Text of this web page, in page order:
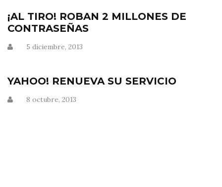
¡AL TIRO! ROBAN 2 MILLONES DE
CONTRASEÑAS
5 diciembre, 2013
YAHOO! RENUEVA SU SERVICIO
8 octubre, 2013